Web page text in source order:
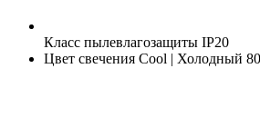
Класс пылевлагозащиты IP20
Цвет свечения Cool | Холодный